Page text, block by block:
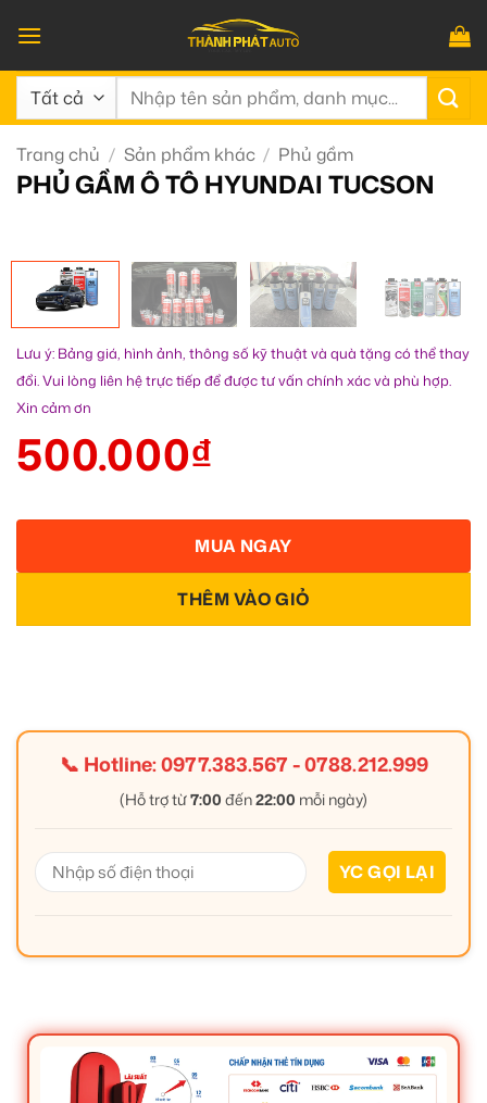
qua
nội
dung
Tìm
Trang chủ / Sản phẩm khác / Phủ gầm
PHỦ GẦM Ô TÔ HYUNDAI TUCSON
Lưu ý: Bảng giá, hình ảnh, thông số kỹ thuật và quà tặng có thể thay
đổi. Vui lòng liên hệ trực tiếp để được tư vấn chính xác và phù hợp.
Xin cảm ơn
500.000₫
THÊM VÀO GIỎ
MUA NGAY
📞 Hotline:0977.383.567-0788.212.999
(Hỗ trợ từ7:00 đến22:00 mỗi ngày)